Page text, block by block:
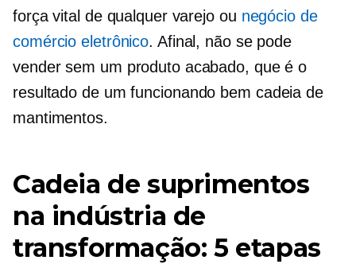
força vital de qualquer varejo ou negócio de
comércio eletrônico. Afinal, não se pode
vender sem um produto acabado, que é o
resultado de umfuncionando bem cadeia de
mantimentos.
Cadeia de suprimentos
na indústria de
transformação: 5 etapas